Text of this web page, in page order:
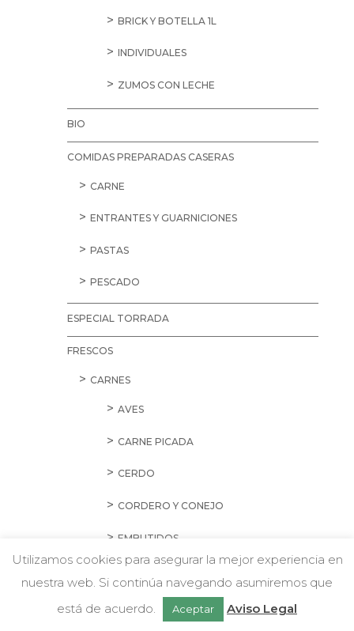
BRICK Y BOTELLA 1L
INDIVIDUALES
ZUMOS CON LECHE
BIO
COMIDAS PREPARADAS CASERAS
CARNE
ENTRANTES Y GUARNICIONES
PASTAS
PESCADO
ESPECIAL TORRADA
FRESCOS
CARNES
AVES
CARNE PICADA
CERDO
CORDERO Y CONEJO
EMBUTIDOS
HAMBURGUESAS Y SALCHICHAS
PREPARADOS
w Chatea con nosotros
Utilizamos cookies para asegurar la mejor experiencia en
nuestra web. Si continúa navegando asumiremos que
está de acuerdo.
Aceptar Aviso Legal